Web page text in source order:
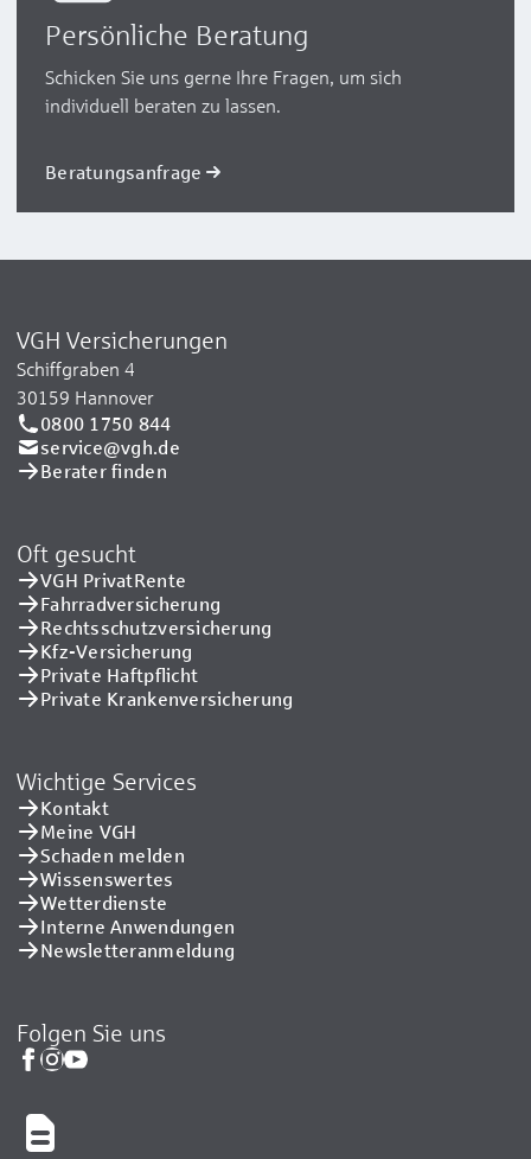
Persönliche Beratung
Schicken Sie uns gerne Ihre Fragen, um sich
individuell beraten zu lassen.
Beratungsanfrage
VGH Versicherungen
Schiffgraben 4
30159 Hannover
0800 1750 844
service@vgh.de
Berater finden
Oft gesucht
VGH PrivatRente
Fahrradversicherung
Rechtsschutzversicherung
Kfz-Versicherung
Private Haftpflicht
Private Kranken­versicherung
Wichtige Services
Kontakt
Meine VGH
Schaden melden
Wissenswertes
Wetterdienste
Interne Anwendungen
Newsletteranmeldung
Folgen Sie uns